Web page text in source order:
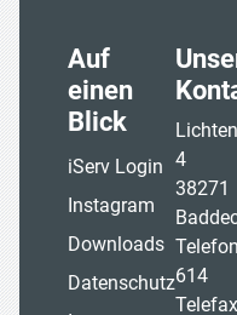
Auf
einen
Blick
iServ Login
Instagram
Downloads
Datenschutz
4
38271
614